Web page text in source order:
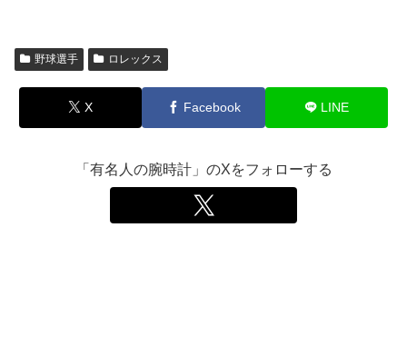
野球選手 ロレックス
X Facebook LINE
「有名人の腕時計」のXをフォローする